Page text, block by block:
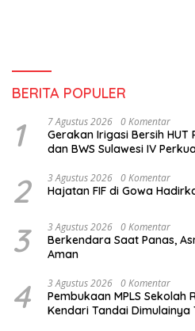
BERITA POPULER
1 7 Agustus 2026 0 Komentar
Gerakan Irigasi Bersih HUT
dan BWS Sulawesi IV
2 3 Agustus 2026 0 Komentar
Hajatan FIF di Gowa
3 3 Agustus 2026 0 Komentar
Berkendara Saat Panas,
Aman
4 3 Agustus 2026 0 Komentar
Pembukaan MPLS
Kendari Tandai Dimulainya